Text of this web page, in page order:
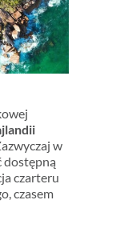
w
dostępną
czarteru
czasem